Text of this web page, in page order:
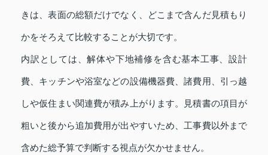
きは、表面の総額だけでなく、どこまで含んだ見積もり
かをそろえて比較することが大切です。
内訳としては、解体や下地補修を含む基本工事、設計
費、キッチンや浴室などの設備機器費、諸費用、引っ越
しや仮住まい関連費が積み上がります。見積書の項目が
粗いと後から追加費用が出やすいため、工事費以外まで
含めた総予算で判断する視点が欠かせません。